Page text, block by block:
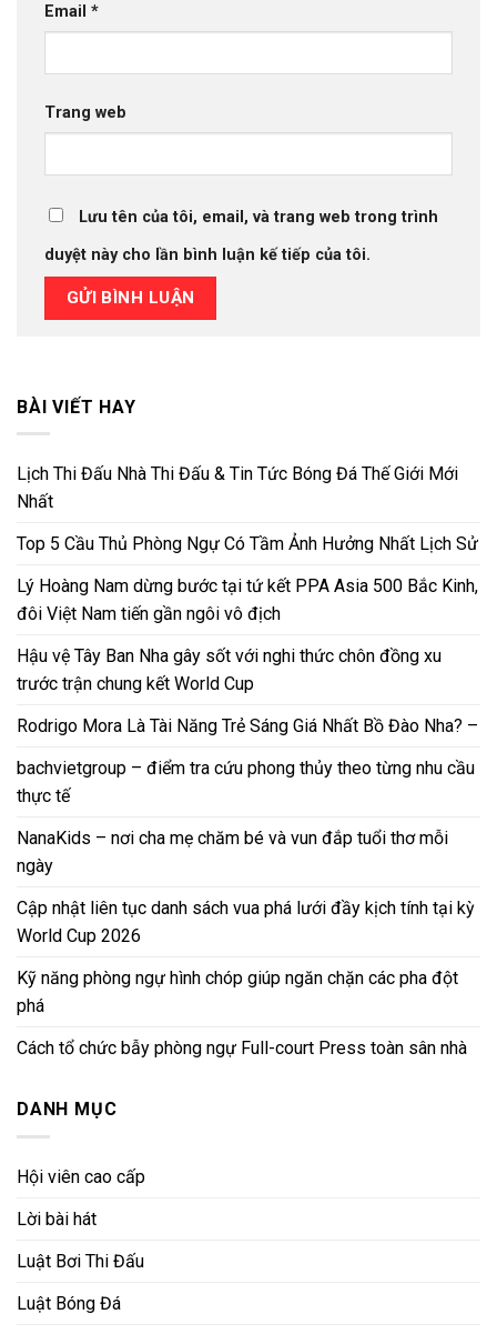
Email *
Trang web
Lưu tên của tôi, email, và trang web trong trình
duyệt này cho lần bình luận kế tiếp của tôi.
BÀI VIẾT HAY
Lịch Thi Đấu Nhà Thi Đấu & Tin Tức Bóng Đá Thế Giới Mới
Nhất
Top 5 Cầu Thủ Phòng Ngự Có Tầm Ảnh Hưởng Nhất Lịch Sử
Lý Hoàng Nam dừng bước tại tứ kết PPA Asia 500 Bắc Kinh,
đôi Việt Nam tiến gần ngôi vô địch
Hậu vệ Tây Ban Nha gây sốt với nghi thức chôn đồng xu
trước trận chung kết World Cup
Rodrigo Mora Là Tài Năng Trẻ Sáng Giá Nhất Bồ Đào Nha? –
bachvietgroup – điểm tra cứu phong thủy theo từng nhu cầu
thực tế
NanaKids – nơi cha mẹ chăm bé và vun đắp tuổi thơ mỗi
ngày
Cập nhật liên tục danh sách vua phá lưới đầy kịch tính tại kỳ
World Cup 2026
Kỹ năng phòng ngự hình chóp giúp ngăn chặn các pha đột
phá
Cách tổ chức bẫy phòng ngự Full-court Press toàn sân nhà
DANH MỤC
Hội viên cao cấp
Lời bài hát
Luật Bơi Thi Đấu
Luật Bóng Đá